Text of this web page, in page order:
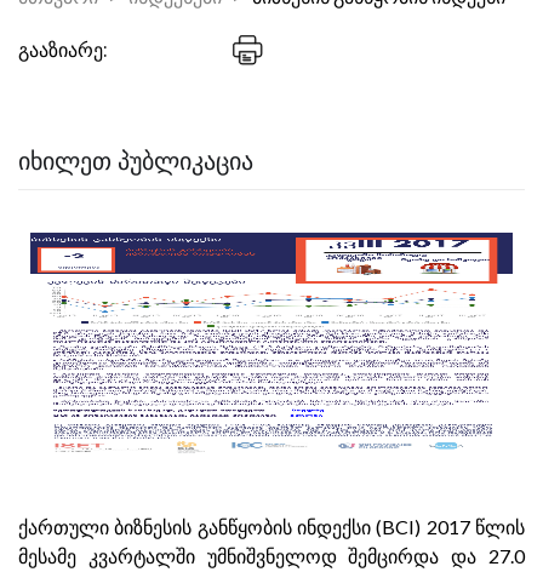
გააზიარე:
ᲘᲮᲘᲚᲔᲗ ᲞᲣᲑᲚᲘᲙᲐᲪᲘᲐ
ქართული ბიზნესის განწყობის ინდექსი (BCI) 2017 წლის
მესამე კვარტალში უმნიშვნელოდ შემცირდა და 27.0